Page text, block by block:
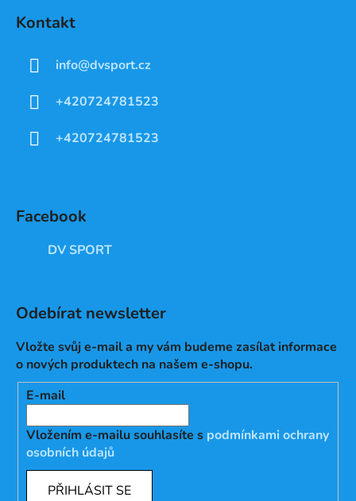
Kontakt
info@dvsport.cz
+420724781523
+420724781523
Facebook
DV SPORT
Odebírat newsletter
Vložte svůj e-mail a my vám budeme zasílat informace
o nových produktech na našem e-shopu.
E-mail
Vložením e-mailu souhlasíte s podmínkami ochrany
osobních údajů
PŘIHLÁSIT SE